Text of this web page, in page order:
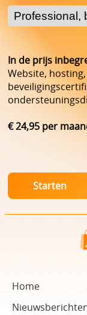
In de prijs
Website,
€ 24,95 per
Home